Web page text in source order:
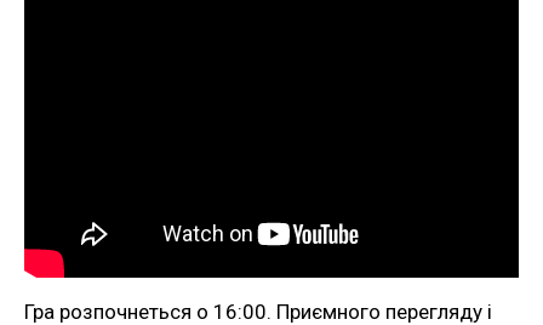
Гра розпочнеться о 16:00. Приємного перегляду і